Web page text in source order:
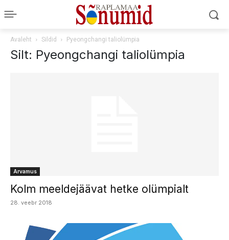
Avaleht Sildid Pyeongchangi taliolümpia
Silt: Pyeongchangi taliolümpia
Arvamus
Kolm meeldejäävat hetke olümpialt
28. veebr 2018